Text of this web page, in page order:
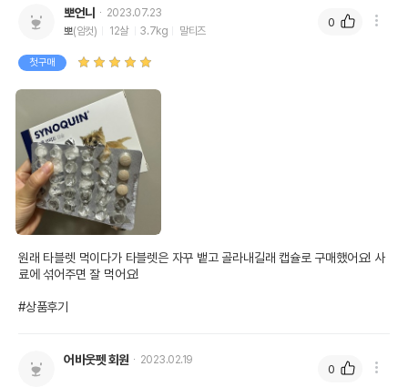
뽀언니
2023.07.23
뽀(암컷) 12살 3.7kg 말티즈
첫구매
원래 타블렛 먹이다가 타블렛은 자꾸 뱉고 골라내길래 캡슐로 구매했어요! 사
료에 섞어주면 잘 먹어요!
#상품후기
0
어바웃펫 회원 2023.02.19
0